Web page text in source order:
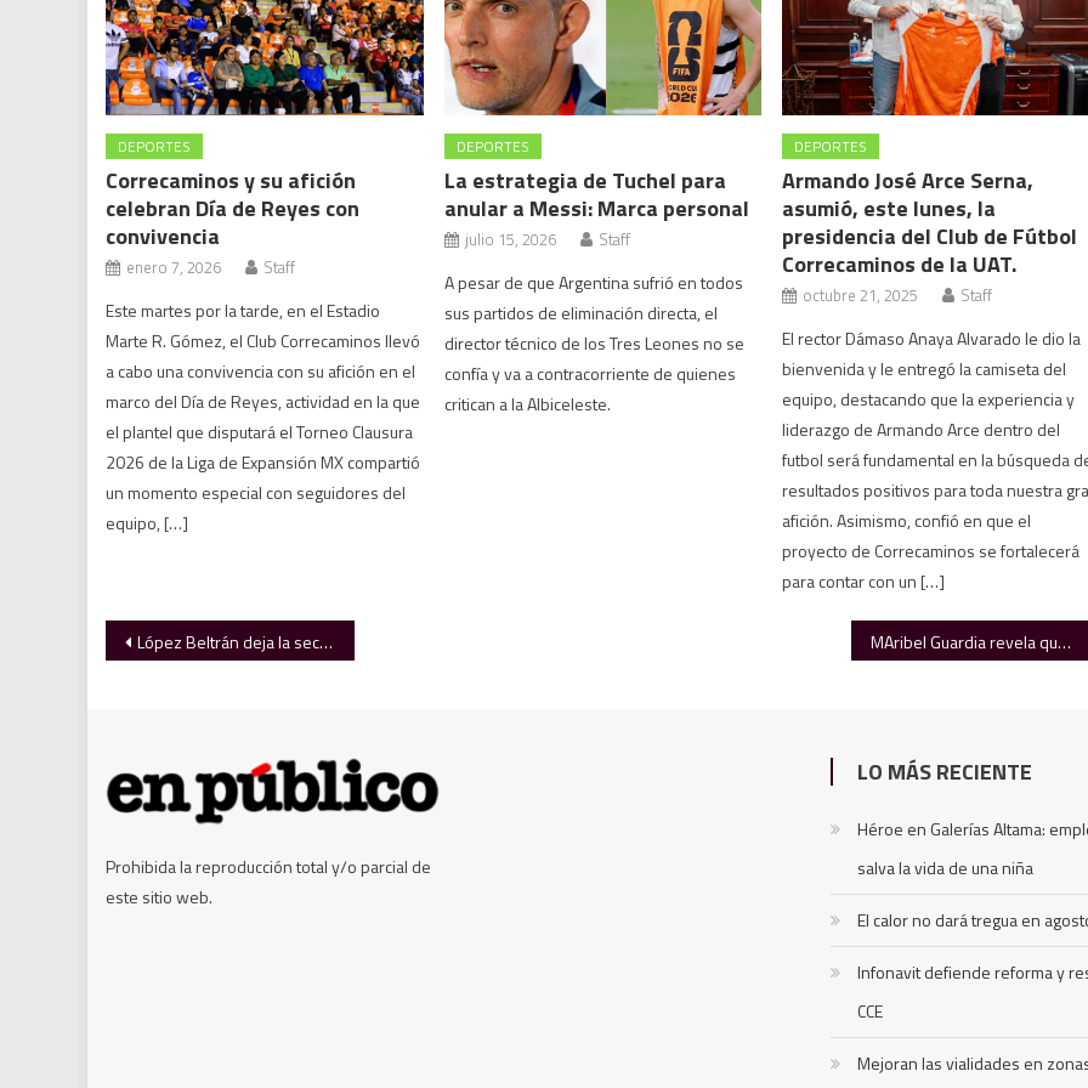
DEPORTES
Correcaminos y su afición
celebran Día de Reyes con
convivencia
enero 7, 2026 Staff
Este martes por la tarde, en el Estadio
Marte R. Gómez, el Club Correcaminos llevó
a cabo una convivencia con su afición en el
marco del Día de Reyes, actividad en la que
el plantel que disputará el Torneo Clausura
2026 de la Liga de Expansión MX compartió
un momento especial con seguidores del
equipo, […]
DEPORTES
La estrategia de Tuchel para
anular a Messi: Marca personal
julio 15, 2026 Staff
A pesar de que Argentina sufrió en todos
sus partidos de eliminación directa, el
director técnico de los Tres Leones no se
confía y va a contracorriente de quienes
critican a la Albiceleste.
DEPORTES
Armando José Arce Serna,
asumió, este lunes, la
presidencia del Club de Fútbol
Correcaminos de la UAT.
octubre 21, 2025 Staff
El rector Dámaso Anaya Alvarado le dio la
bienvenida y le entregó la camiseta del
equipo, destacando que la experiencia y
liderazgo de Armando Arce dentro del
futbol será fundamental en la búsqueda
resultados positivos para toda nuestra
afición. Asimismo, confió en que el
proyecto de Correcaminos se fortalecerá
para contar con un […]
Navegación
López Beltrán deja la secretaría de Morena y busca diputación federal MAribel Guardia revela que su nieto ya no es su heredero universal
Prohibida la reproducción total y/o parcial de
este sitio web.
LO MÁS RECIENTE
Héroe en Galerías Altama:
salva la vida de una niña
El calor no dará tregua en
Infonavit defiende reforma y
CCE
Mejoran las vialidades en